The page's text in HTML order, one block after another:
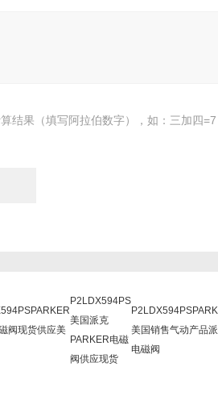
结果（填写阿拉伯数字），如：三加四=7
阀现货供应美
P2LDX594PS
美国派克
PARKER电磁
阀供应现货
美国销售气动产品
电磁阀